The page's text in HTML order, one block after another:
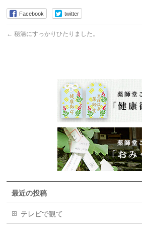
Facebook twitter
← 秘湯にすっかりひたりました。
最近の投稿
テレビで観て